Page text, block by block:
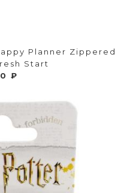
Planner Zippered
Start
₽